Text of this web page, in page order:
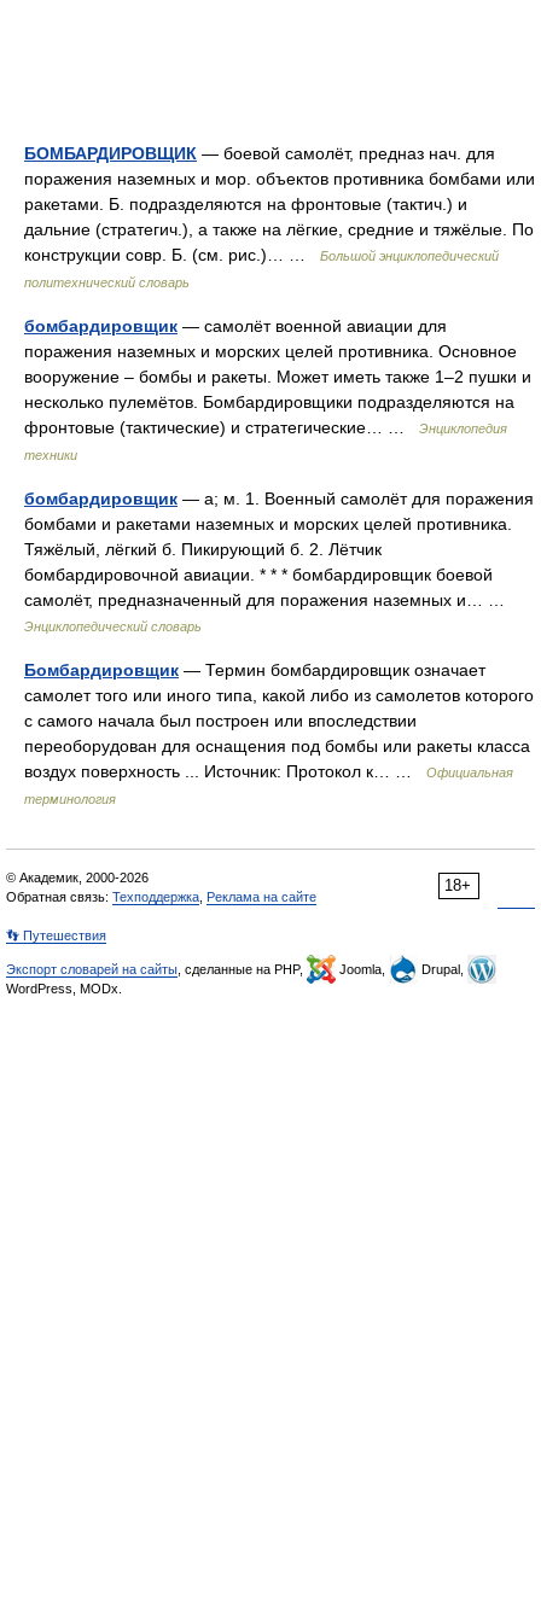
БОМБАРДИРОВЩИК — боевой самолёт, предназ нач. для
поражения наземных и мор. объектов противника бомбами или
ракетами. Б. подразделяются на фронтовые (тактич.) и
дальние (стратегич.), а также на лёгкие, средние и тяжёлые. По
конструкции совр. Б. (см. рис.)… …
Большой энциклопедический
политехнический словарь
бомбардировщик — самолёт военной авиации для
поражения наземных и морских целей противника. Основное
вооружение – бомбы и ракеты. Может иметь также 1–2 пушки и
несколько пулемётов. Бомбардировщики подразделяются на
фронтовые (тактические) и стратегические… …
Энциклопедия
техники
бомбардировщик — а; м. 1. Военный самолёт для поражения
бомбами и ракетами наземных и морских целей противника.
Тяжёлый, лёгкий б. Пикирующий б. 2. Лётчик
бомбардировочной авиации. * * * бомбардировщик боевой
самолёт, предназначенный для поражения наземных и… …
Энциклопедический словарь
Бомбардировщик — Термин бомбардировщик означает
самолет того или иного типа, какой либо из самолетов которого
с самого начала был построен или впоследствии
переоборудован для оснащения под бомбы или ракеты класса
воздух поверхность ... Источник: Протокол к… …
Официальная
терминология
18+
© Академик, 2000-2026
Обратная связь: Техподдержка Реклама на сайте
👣 Путешествия
Экспорт словарей на сайты , сделанные на PHP, Joomla,
Drupal,
WordPress, MODx.